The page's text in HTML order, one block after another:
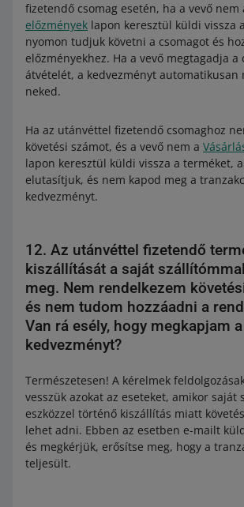
fizetendő csomag esetén, ha a vevő nem
előzmények lapon keresztül küldi vissza
nyomon tudjuk követni a csomagot és
előzményekhez. Ha a vevő megtagadja a
átvételét, a kedvezményt automatikusan
neked.
Ha az utánvéttel fizetendő csomaghoz
követési számot, és a vevő nem a
lapon keresztül küldi vissza a terméket,
elutasítjuk, és nem kapod meg a
kedvezményt.
12. Az utánvéttel fizetendő
kiszállítását a saját
meg. Nem rendelkezem
és nem tudom hozzáadni a
Van rá esély, hogy megkapjam a
kedvezményt?
Természetesen! A kérelmek
vesszük azokat az eseteket, amikor saját
eszközzel történő kiszállítás miatt
lehet adni. Ebben az esetben e-mailt
és megkérjük, erősítse meg, hogy a
teljesült.